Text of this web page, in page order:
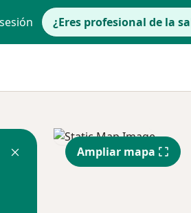
¿Eres profesional de la
Ampliar mapa